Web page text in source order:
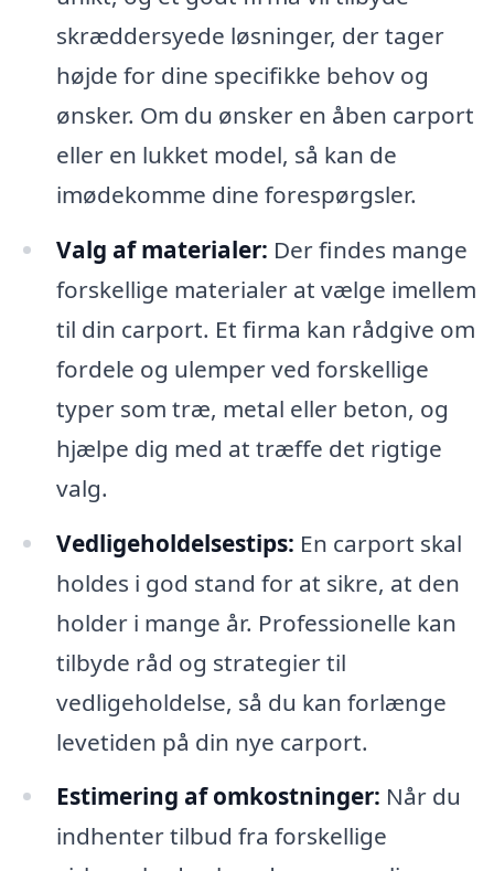
skræddersyede løsninger, der tager
højde for dine specifikke behov og
ønsker. Om du ønsker en åben carport
eller en lukket model, så kan de
imødekomme dine forespørgsler.
Valg af materialer: Der findes mange
forskellige materialer at vælge imellem
til din carport. Et firma kan rådgive om
fordele og ulemper ved forskellige
typer som træ, metal eller beton, og
hjælpe dig med at træffe det rigtige
valg.
Vedligeholdelsestips: En carport skal
holdes i god stand for at sikre, at den
holder i mange år. Professionelle kan
tilbyde råd og strategier til
vedligeholdelse, så du kan forlænge
levetiden på din nye carport.
Estimering af omkostninger: Når du
indhenter tilbud fra forskellige